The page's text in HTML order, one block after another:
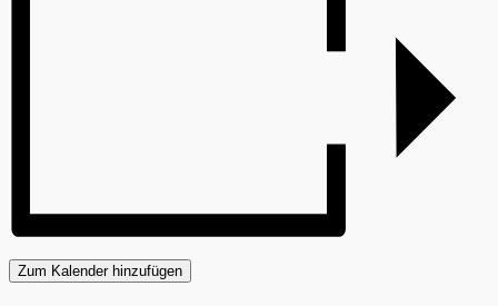
Zum Kalender hinzufügen